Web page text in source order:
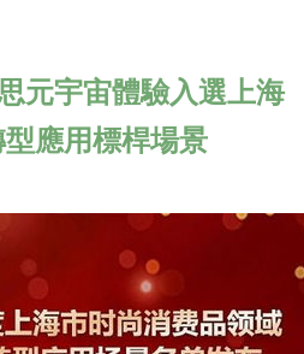
元宇宙體驗入選上海
應用標桿場景